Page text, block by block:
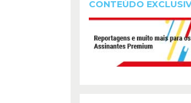
CONTEÚDO